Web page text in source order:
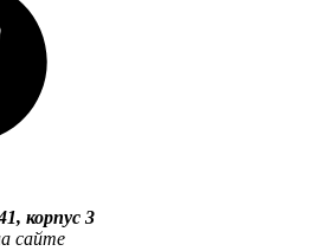
корпус 3
сайте